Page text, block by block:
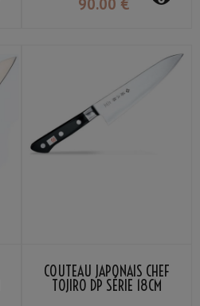
90.00 €
COUTEAU JAPONAIS CHEF
TOJIRO DP SÉRIE 18CM